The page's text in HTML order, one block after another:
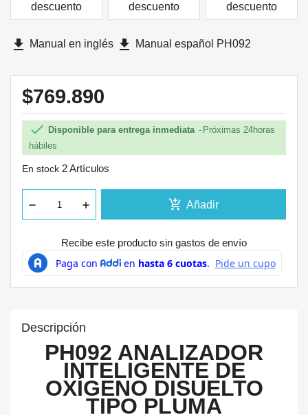
descuento
descuento
descuento
file_download Manual en inglés file_download Manual español PH092
$769.890
 Disponible para entrega inmediata
Próximas 24horas
hábiles
En stock 2 Artículos
add_shopping_cart Añadir
Recibe este producto sin gastos de envío
Descripción
PH092 ANALIZADOR
INTELIGENTE DE
OXÍGENO DISUELTO
TIPO PLUMA